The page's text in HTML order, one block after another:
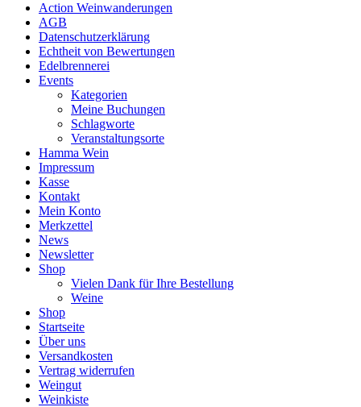
Action Weinwanderungen
AGB
Datenschutzerklärung
Echtheit von Bewertungen
Edelbrennerei
Events
Kategorien
Meine Buchungen
Schlagworte
Veranstaltungsorte
Hamma Wein
Impressum
Kasse
Kontakt
Mein Konto
Merkzettel
News
Newsletter
Shop
Vielen Dank für Ihre Bestellung
Weine
Shop
Startseite
Über uns
Versandkosten
Vertrag widerrufen
Weingut
Weinkiste